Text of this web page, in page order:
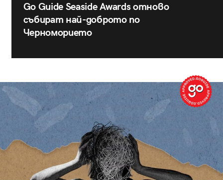
Go Guide Seaside Awards отново
събират най-доброто по
Черноморието